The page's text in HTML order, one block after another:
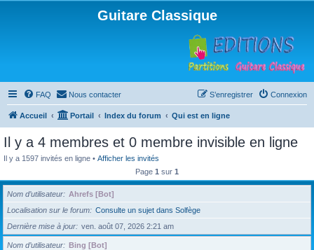
Guitare Classique
FAQ Nous contacter Connexion
S’enregistrer
Accueil Portail Index du forum Qui est en ligne
Il y a 4 membres et 0 membre invisible en ligne
Il y a 1597 invités en ligne • Afficher les invités
Page 1 sur 1
Nom d’utilisateur
Ahrefs [Bot]
Localisation sur le forum
Consulte un sujet dans Solfège
Dernière mise à jour
ven. août 07, 2026 2:21 am
Nom d’utilisateur
Bing [Bot]